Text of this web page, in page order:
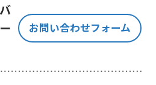
ら同意をいただいた
及びアメリカ合衆国
お問い合わせフォーム